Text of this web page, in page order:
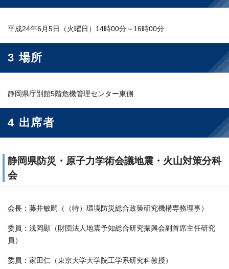
平成24年6月5日（火曜日）14時00分～16時00分
3 場所
静岡県庁別館5階危機管理センター東側
4 出席者
静岡県防災・原子力学術会議地震・火山対策分科
会
会長：藤井敏嗣（（特）環境防災総合政策研究機構専務理事）
委員：浅岡顯（財団法人地震予知総合研究振興会副首席主任研究
員）
委員：家田仁（東京大学大学院工学系研究科教授）